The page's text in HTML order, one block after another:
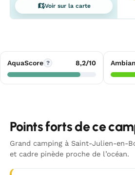
Voir sur la carte
AquaScore ? 8,2/10
Points forts de ce
Grand camping à Saint-Julien-en-
et cadre pinède proche de l’océan.